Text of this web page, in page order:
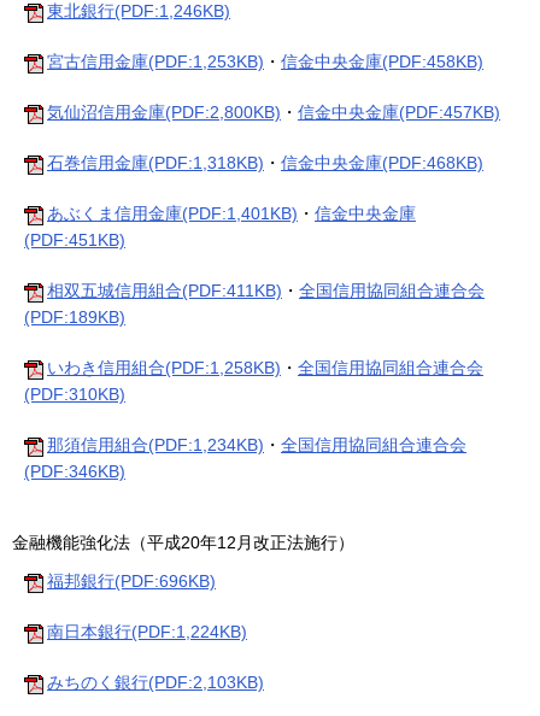
東北銀行(PDF:1,246KB)
宮古信用金庫(PDF:1,253KB) ・ 信金中央金庫(PDF:458KB)
気仙沼信用金庫(PDF:2,800KB) ・ 信金中央金庫(PDF:457KB)
石巻信用金庫(PDF:1,318KB) ・ 信金中央金庫(PDF:468KB)
あぶくま信用金庫(PDF:1,401KB) ・ 信金中央金庫
(PDF:451KB)
相双五城信用組合(PDF:411KB) ・ 全国信用協同組合連合会
(PDF:189KB)
いわき信用組合(PDF:1,258KB) ・ 全国信用協同組合連合会
(PDF:310KB)
那須信用組合(PDF:1,234KB) ・ 全国信用協同組合連合会
(PDF:346KB)
金融機能強化法（平成20年12月改正法施行）
福邦銀行(PDF:696KB)
南日本銀行(PDF:1,224KB)
みちのく銀行(PDF:2,103KB)